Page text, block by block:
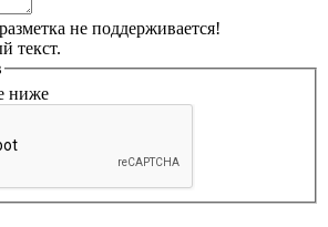
не поддерживается!
текст.
ниже